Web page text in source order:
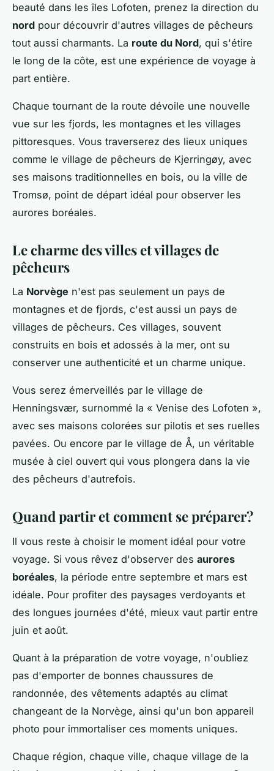
beauté dans les îles Lofoten, prenez la direction du
nord pour découvrir d'autres villages de pêcheurs
tout aussi charmants. La route du Nord, qui s'étire
le long de la côte, est une expérience de voyage à
part entière.
Chaque tournant de la route dévoile une nouvelle
vue sur les fjords, les montagnes et les villages
pittoresques. Vous traverserez des lieux uniques
comme le village de pêcheurs de Kjerringøy, avec
ses maisons traditionnelles en bois, ou la ville de
Tromsø, point de départ idéal pour observer les
aurores boréales.
Le charme des villes et villages de
pêcheurs
La Norvège n'est pas seulement un pays de
montagnes et de fjords, c'est aussi un pays de
villages de pêcheurs. Ces villages, souvent
construits en bois et adossés à la mer, ont su
conserver une authenticité et un charme unique.
Vous serez émerveillés par le village de
Henningsvær, surnommé la « Venise des Lofoten »,
avec ses maisons colorées sur pilotis et ses ruelles
pavées. Ou encore par le village de Å, un véritable
musée à ciel ouvert qui vous plongera dans la vie
des pêcheurs d'autrefois.
Quand partir et comment se préparer?
Il vous reste à choisir le moment idéal pour votre
voyage. Si vous rêvez d'observer des aurores
boréales, la période entre septembre et mars est
idéale. Pour profiter des paysages verdoyants et
des longues journées d'été, mieux vaut partir entre
juin et août.
Quant à la préparation de votre voyage, n'oubliez
pas d'emporter de bonnes chaussures de
randonnée, des vêtements adaptés au climat
changeant de la Norvège, ainsi qu'un bon appareil
photo pour immortaliser ces moments uniques.
Chaque région, chaque ville, chaque village de la